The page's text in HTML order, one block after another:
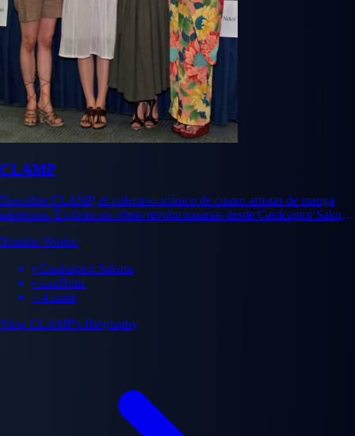
CLAMP
Descubre CLAMP, el colectivo icónico de cuatro artistas de manga
talentosas. Explora sus obras revolucionarias desde Cardcaptor Sakura
Notable Works:
• Cardcaptor Sakura
• xxxHolic
+ 4 more
View CLAMP's Biography